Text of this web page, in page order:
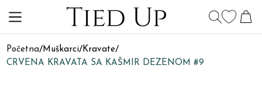
Početna/Muškarci/Kravate/
CRVENA KRAVATA SA KAŠMIR DEZENOM #9